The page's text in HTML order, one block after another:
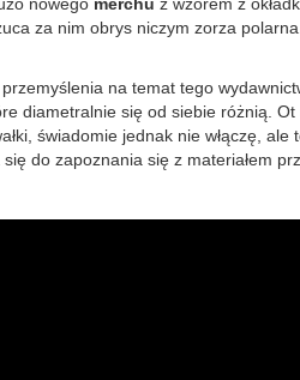
za nim obrys niczym zorza
na temat tego
diametralnie się od siebie różnią.
świadomie jednak nie włączę,
do zapoznania się z materiałem